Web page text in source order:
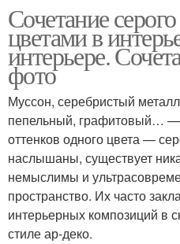
Сочетание
цветами в
интерьере.
фото
Муссон, серебристый
пепельный, графитовый… —
оттенков одного цвета —
наслышаны, существует
немыслимы и
пространство. Их часто
интерьерных композиций в
стиле ар-деко.